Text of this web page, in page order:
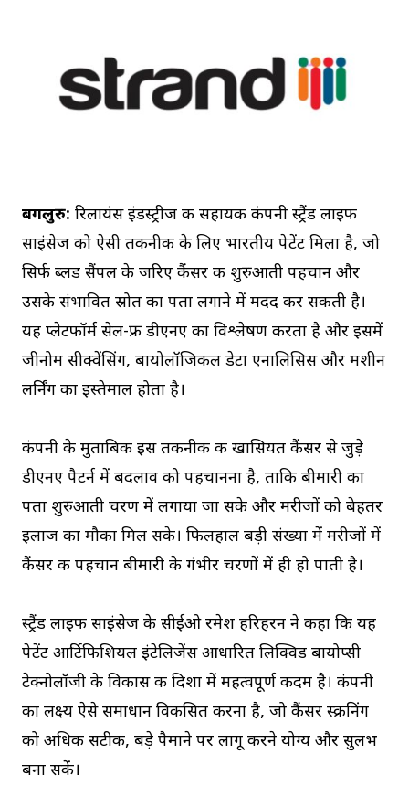
बेंगलुरु: रिलायंस इंडस्ट्रीज की सहायक कंपनी स्ट्रैंड लाइफ
साइंसेज को ऐसी तकनीक के लिए भारतीय पेटेंट मिला है, जो
सिर्फ ब्लड सैंपल के जरिए कैंसर की शुरुआती पहचान और
उसके संभावित स्रोत का पता लगाने में मदद कर सकती है।
यह प्लेटफॉर्म सेल-फ्री डीएनए का विश्लेषण करता है और इसमें
जीनोम सीक्वेंसिंग, बायोलॉजिकल डेटा एनालिसिस और मशीन
लर्निंग का इस्तेमाल होता है।
कंपनी के मुताबिक इस तकनीक की खासियत कैंसर से जुड़े
डीएनए पैटर्न में बदलाव को पहचानना है, ताकि बीमारी का
पता शुरुआती चरण में लगाया जा सके और मरीजों को बेहतर
इलाज का मौका मिल सके। फिलहाल बड़ी संख्या में मरीजों में
कैंसर की पहचान बीमारी के गंभीर चरणों में ही हो पाती है।
स्ट्रैंड लाइफ साइंसेज के सीईओ रमेश हरिहरन ने कहा कि यह
पेटेंट आर्टिफिशियल इंटेलिजेंस आधारित लिक्विड बायोप्सी
टेक्नोलॉजी के विकास की दिशा में महत्वपूर्ण कदम है। कंपनी
का लक्ष्य ऐसे समाधान विकसित करना है, जो कैंसर स्क्रीनिंग
को अधिक सटीक, बड़े पैमाने पर लागू करने योग्य और सुलभ
बना सकें।